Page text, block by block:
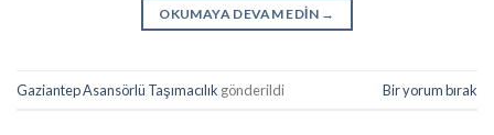
OKUMAYA DEVAM EDIN →
Gaziantep Asansörlü Taşımacılık gönderildi Bir yorum bırak